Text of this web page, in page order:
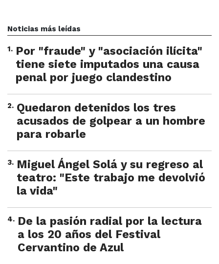
Noticias más leídas
1. Por "fraude" y "asociación ilícita"
tiene siete imputados una causa
penal por juego clandestino
2. Quedaron detenidos los tres
acusados de golpear a un hombre
para robarle
3. Miguel Ángel Solá y su regreso al
teatro: "Este trabajo me devolvió
la vida"
4. De la pasión radial por la lectura
a los 20 años del Festival
Cervantino de Azul